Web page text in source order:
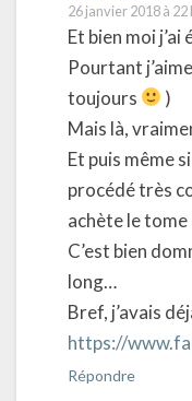
26 janvier 2018 à 22
Et bien moi
Pourtant
toujours
)
Mais là,
Et puis même
procédé très
achète le tome
C’est bien
long…
Bref, j’avais
https://
Répondre